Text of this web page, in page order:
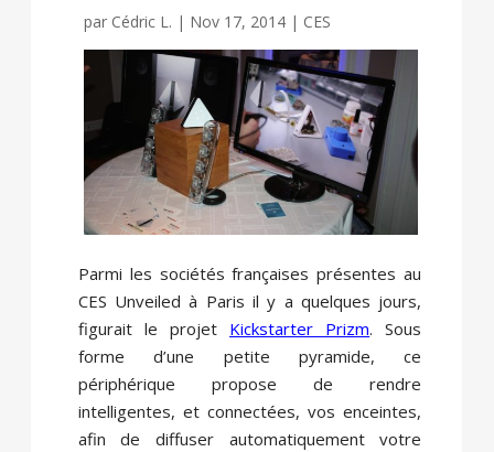
par Cédric L. | Nov 17, 2014| CES
Parmi les sociétés françaises présentes au
CES Unveiled à Paris il y a quelques jours,
figurait le projet Kickstarter Prizm. Sous
forme d’une petite pyramide, ce
périphérique propose de rendre
intelligentes, et connectées, vos enceintes,
afin de diffuser automatiquement votre